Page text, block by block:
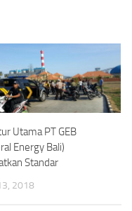
Utama PT GEB
Energy Bali)
Standar
2018